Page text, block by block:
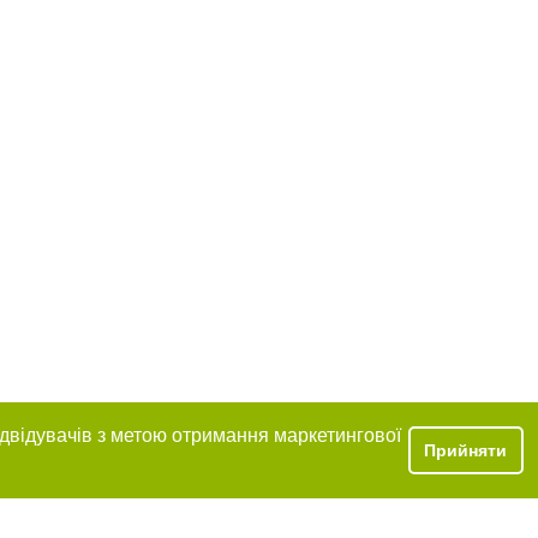
з метою отримання маркетингової
Прийняти